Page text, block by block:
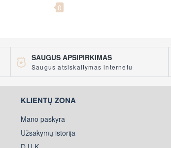
0
SAUGUS APSIPIRKIMAS
Saugus atsiskaitymas internetu
KLIENTŲ ZONA
Mano paskyra
Užsakymų istorija